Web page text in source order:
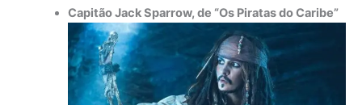
Capitão Jack Sparrow, de “Os Piratas do Caribe”